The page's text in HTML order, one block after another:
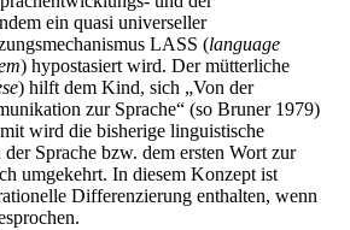
ein quasi universeller
LASS (language
) hypostasiert wird. Der mütterliche
) hilft dem Kind, sich „Von der
zur Sprache“ (so Bruner 1979)
wird die bisherige linguistische
Sprache bzw. dem ersten Wort zur
umgekehrt. In diesem Konzept ist
Differenzierung enthalten, wenn